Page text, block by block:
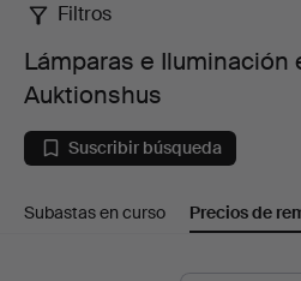
Lámparas
Iluminación
en
Filtros
Lámparas e Iluminación
Auktionshus
Suscribir búsqueda
Subastas en curso Precios de